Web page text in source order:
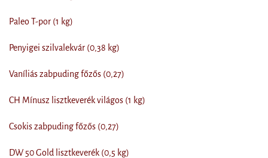
Paleo T-por (1 kg)
Penyigei szilvalekvár (0,38 kg)
Vaníliás zabpuding főzős (0,27)
CH Mínusz lisztkeverék világos (1 kg)
Csokis zabpuding főzős (0,27)
DW 50 Gold lisztkeverék (0,5 kg)